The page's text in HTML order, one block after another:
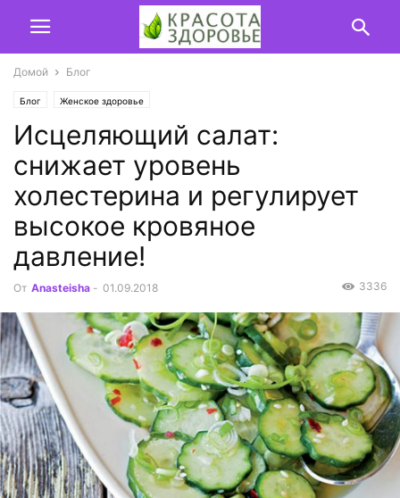
Домой Блог
Блог Женское здоровье
Исцеляющий салат:
снижает уровень
холестерина и регулирует
высокое кровяное
давление!
От Anasteisha - 01.09.2018 3336